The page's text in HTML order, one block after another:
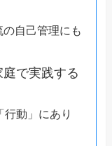
の自己管理にも
庭で実践する
動」にあり